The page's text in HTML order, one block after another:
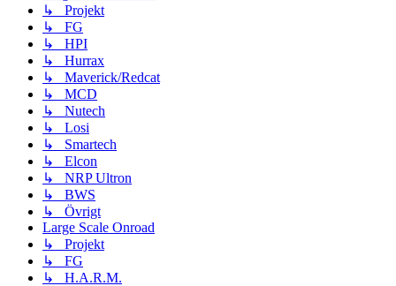
↳ Projekt
↳ FG
↳ HPI
↳ Hurrax
↳ Maverick/Redcat
↳ MCD
↳ Nutech
↳ Losi
↳ Smartech
↳ Elcon
↳ NRP Ultron
↳ BWS
↳ Övrigt
Large Scale Onroad
↳ Projekt
↳ FG
↳ H.A.R.M.